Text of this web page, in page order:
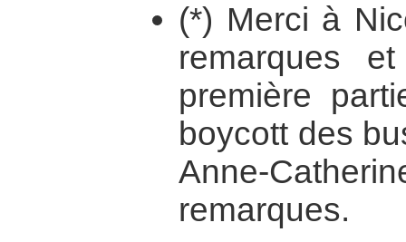
(*) Merci à
remarques
première
boycott des
Anne-
remarques.